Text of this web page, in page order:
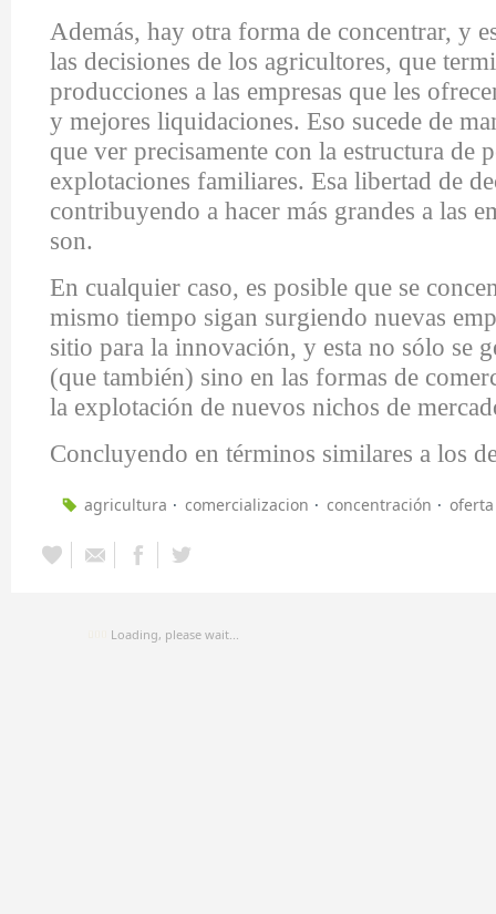
Además, hay otra forma de concentrar, y
las decisiones de los agricultores, que
producciones a las empresas que les
y mejores liquidaciones. Eso sucede de
que ver precisamente con la estructura de
explotaciones familiares. Esa libertad de
contribuyendo a hacer más grandes a las
son.
En cualquier caso, es posible que se
mismo tiempo sigan surgiendo nuevas
sitio para la innovación, y esta no sólo se
(que también) sino en las formas de
la explotación de nuevos nichos de
Concluyendo en términos similares a los
agricultura comercializacion concentración oferta
Loading, please wait...